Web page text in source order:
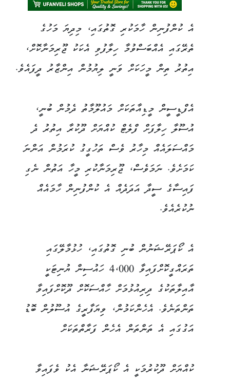
އެ ކުންފުނިން ހާމަކުރި ގޮތުގައި، މިދިޔަ މަހުގެ
ތެރޭގައި އެއްބަސްވުމާ ހިލާފުވި އެކަކު ޖޫރިމަނާކޮށް،
އިތުރު ތިން މީހަކަށް ވަނީ ލިޔުމުން އިންޒާރު ދީފައެވެ.
އެފްޑީސީން މީޑިއާތަކަށް މައުލޫމާތު ދެމުން ބުނީ،
އުސޫލާ ހިލާފަށް ފްލެޓް ކުއްޔަށް ދޫކުރާ އިތުރު ދެ
މައްސަލައެއް މިހާރު ވެސް ތަހުގީގު ކުރަމުން އަންނަ
ކަމަށެވެ. ނަމަވެސް، ޖޫރިމަނާކުރި މީހާ އަތުން ނެގި
ފައިސާގެ ސީދާ އަދަދެއް އެ ކުންފުނިން ހާމައެއް
ނުކުރެއެވެ.
އެ ކޯޕަރޭޝަނުން ބުނި ގޮތުގައި، ހުޅުމާލޭގައި
ތަރައްގީކޮށްފައިވާ 4،000 ހައުސިން ޔުނިޓަކީ
އާއިލާތަކުގެ ދިރިއުޅުމަށް ހާއްސަކޮށް ދޫކޮށްފައިވާ
ތަންތަނެވެ. އެހެންކަމުން، ވިޔަފާރީގެ އުސޫލުން ބޮޑު
އަގުގައި އެ ތަންތަން އެހެން ފަރާތްތަކަށް
ކުއްޔަށް ދޫކުރުމަކީ އެ ކޯޕަރޭޝަނާ އެކު ވެފައިވާ